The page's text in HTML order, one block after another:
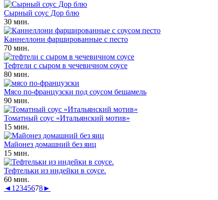
Сырный соус Дор блю
30 мин.
Каннеллони фаршированные с песто
70 мин.
Тефтели с сыром в чечевичном соусе
80 мин.
Мясо по-французски под соусом бешамель
90 мин.
Томатный соус «Итальянский мотив»
15 мин.
Майонез домашний без яиц
15 мин.
Тефтельки из индейки в соусе.
60 мин.
◄ 1 2345678►